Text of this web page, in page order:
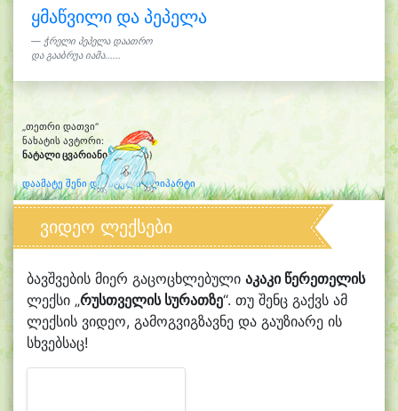
ყმაწვილი და პეპელა
ჭრელი პეპელა დაათრო
და გააბრუა იამა......
„თეთრი დათვი“
ნახატის ავტორი:
ნატალი ცვარიანი(6 წლის)
დაამატე შენი დახატული კლიპარტი
ვიდეო ლექსები
ბავშვების მიერ გაცოცხლებული აკაკი წერეთელის
ლექსი „რუსთველის სურათზე“. თუ შენც გაქვს ამ
ლექსის ვიდეო, გამოგვიგზავნე და გაუზიარე ის
სხვებსაც!